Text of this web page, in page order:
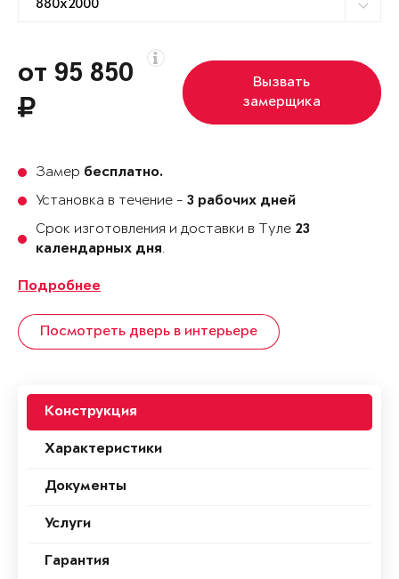
от 95 850
Вызвать
замерщика
Замер бесплатно.
Установка в течение - 3 рабочих дней
Срок изготовления и доставки в Туле 23
календарных дня.
Подробнее
Посмотреть дверь в интерьере
Конструкция
Характеристики
Документы
Услуги
Гарантия